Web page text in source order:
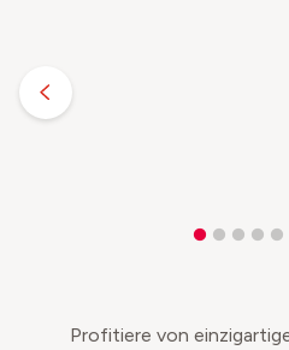
Profitiere von